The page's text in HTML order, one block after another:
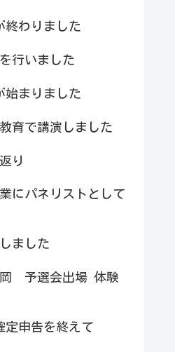
終わりました
行いました
始まりました
育で講演しました
り
にパネリストとして
ました
岡 予選会出場 体験
定申告を終えて